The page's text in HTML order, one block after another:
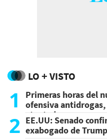
LO + VISTO
1
Primeras horas del
ofensiva antidrogas,
atentado
2 EE.UU: Senado
exabogado de